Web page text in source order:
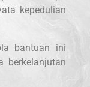
kepedulian
bantuan ini
berkelanjutan